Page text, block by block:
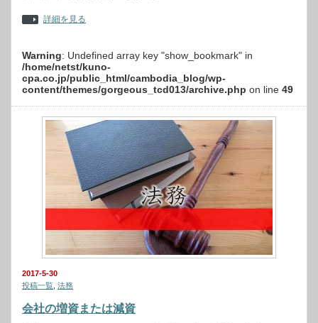
詳細を見る
Warning: Undefined array key "show_bookmark" in
/home/netst/kuno-
cpa.co.jp/public_html/cambodia_blog/wp-
content/themes/gorgeous_tcd013/archive.php on line 49
2017-5-30
投稿一覧 法務
会社の増資または減資